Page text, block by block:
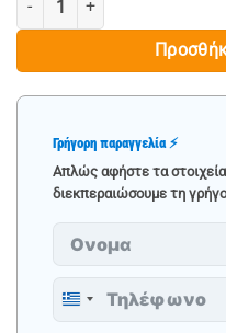
Γρήγορη παραγγελία ⚡
Απλώς αφήστε τα
διεκπεραιώσουμε τη
Greece